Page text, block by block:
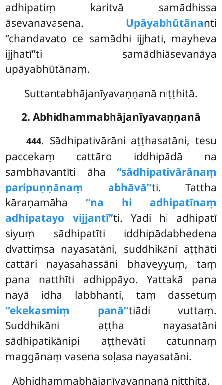
adhipatiṃ karitvā samādhissa
āsevanavasena. Upāyabhūtānanti
‘‘chandavato ce samādhi ijjhati, mayheva
ijjhatī’’ti samādhiāsevanāya
upāyabhūtānaṃ.
Suttantabhājanīyavaṇṇanā niṭṭhitā.
2. Abhidhammabhājanīyavaṇṇanā
444. Sādhipativārāni aṭṭhasatāni, tesu
paccekaṃ cattāro iddhipādā na
sambhavantīti āha ‘‘sādhipativārānaṃ
paripuṇṇānaṃ abhāvā’’ti. Tattha
kāraṇamāha‘‘na hi adhipatīnaṃ
adhipatayo vijjantī’’ti. Yadi hi adhipatī
siyuṃ sādhipatīti iddhipādabhedena
dvattiṃsa nayasatāni, suddhikāni aṭṭhāti
cattāri nayasahassāni bhaveyyuṃ, taṃ
pana natthīti adhippāyo. Yattakā pana
nayā idha labbhanti, taṃ dassetuṃ
‘‘ekekasmiṃ panā’’tiādi vuttaṃ.
Suddhikāni aṭṭha nayasatāni
sādhipatikānipi aṭṭhevāti catunnaṃ
maggānaṃ vasena soḷasa nayasatāni.
Abhidhammabhājanīyavaṇṇanā niṭṭhitā.